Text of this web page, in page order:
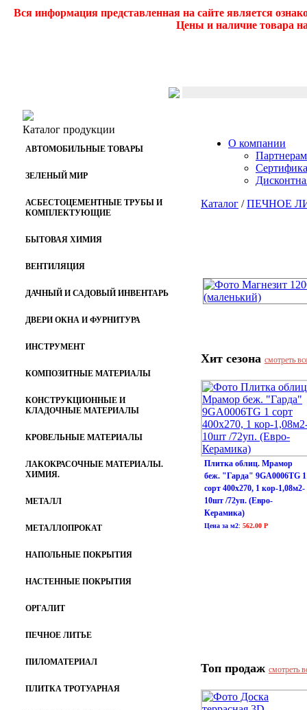
Вся информация представленная на сайте является
Цены и наличие товара
Каталог продукции
АВТОМОБИЛЬНЫЕ ТОВАРЫ
ЗЕЛЕНЫЙ МИР
АСБЕСТОЦЕМЕНТНЫЕ ТРУБЫ И
КОМПЛЕКТУЮЩИЕ
БЫТОВАЯ ХИМИЯ
ВЕНТИЛЯЦИЯ
ДАЧНЫЙ И САДОВЫЙ ИНВЕНТАРЬ
ДВЕРИ ОКНА И ФУРНИТУРА
ИНСТРУМЕНТ
КОМПОЗИТНЫЕ МАТЕРИАЛЫ
КОНСТРУКЦИОННЫЕ И
КЛАДОЧНЫЕ МАТЕРИАЛЫ
КРОВЕЛЬНЫЕ МАТЕРИАЛЫ
ЛАКОКРАСОЧНЫЕ МАТЕРИАЛЫ.
ХИМИЯ.
МЕТАЛЛ
МЕТАЛЛОПРОКАТ
НАПОЛЬНЫЕ ПОКРЫТИЯ
НАСТЕННЫЕ ПОКРЫТИЯ
ОРГАЛИТ
ПЕЧНОЕ ЛИТЬЕ
ПИЛОМАТЕРИАЛ
ПЛИТКА ТРОТУАРНАЯ
О компании
Партнерам
Каталог /ПЕЧНОЕ
Хит сезона смотреть
Плитка облиц. Мрамор
беж. "Гарда" 9GA0006TG 1
сорт 400х270, 1 кор-1,08м2-
10шт /72уп. (Евро-
Керамика)
Цена за м2: 562.00 Р
Топ продаж смотреть